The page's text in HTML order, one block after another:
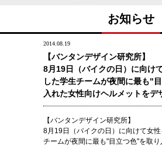
お知らせ
2014.08.19
【バンタンデザイン研究所】
8月19日（バイクの日）に向け
した学生チームが夜間に最も"
入れた女性向けヘルメットをデ
【バンタンデザイン研究所】
8月19日（バイクの日）に向けて女
チームが夜間に最も"目立つ色"を取